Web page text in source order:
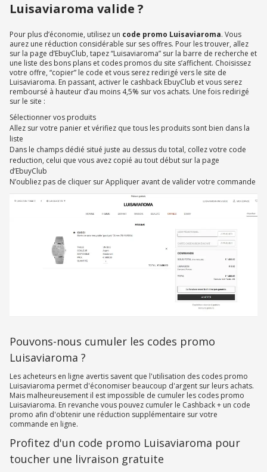
Luisaviaroma valide ?
Pour plus d’économie, utilisez un code promo Luisaviaroma. Vous
aurez une réduction considérable sur ses offres. Pour les trouver, allez
sur la page d’EbuyClub, tapez “Luisaviaroma” sur la barre de recherche et
une liste des bons plans et codes promos du site s’affichent. Choisissez
votre offre, “copier” le code et vous serez redirigé vers le site de
Luisaviaroma. En passant, activer le cashback EbuyClub et vous serez
remboursé à hauteur d’au moins 4,5% sur vos achats. Une fois redirigé
sur le site :
Sélectionner vos produits
Allez sur votre panier et vérifiez que tous les produits sont bien dans la
liste
Dans le champs dédié situé juste au dessus du total, collez votre code
reduction, celui que vous avez copié au tout début sur la page
d’EbuyClub
N’oubliez pas de cliquer sur Appliquer avant de valider votre commande
Pouvons-nous cumuler les codes promo
Luisaviaroma ?
Les acheteurs en ligne avertis savent que l'utilisation des codes promo
Luisaviaroma permet d'économiser beaucoup d'argent sur leurs achats.
Mais malheureusement il est impossible de cumuler les codes promo
Luisaviaroma. En revanche vous pouvez cumuler le Cashback + un code
promo afin d'obtenir une réduction supplémentaire sur votre
commande en ligne.
Profitez d'un code promo Luisaviaroma pour
toucher une livraison gratuite